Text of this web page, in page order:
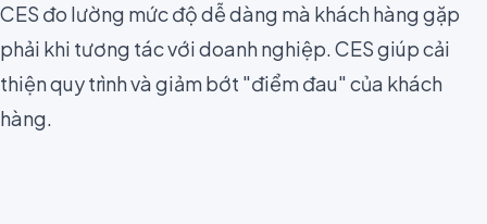
CES đo lường mức độ dễ dàng mà khách hàng gặp
phải khi tương tác với doanh nghiệp. CES giúp cải
thiện quy trình và giảm bớt "điểm đau" của khách
hàng.